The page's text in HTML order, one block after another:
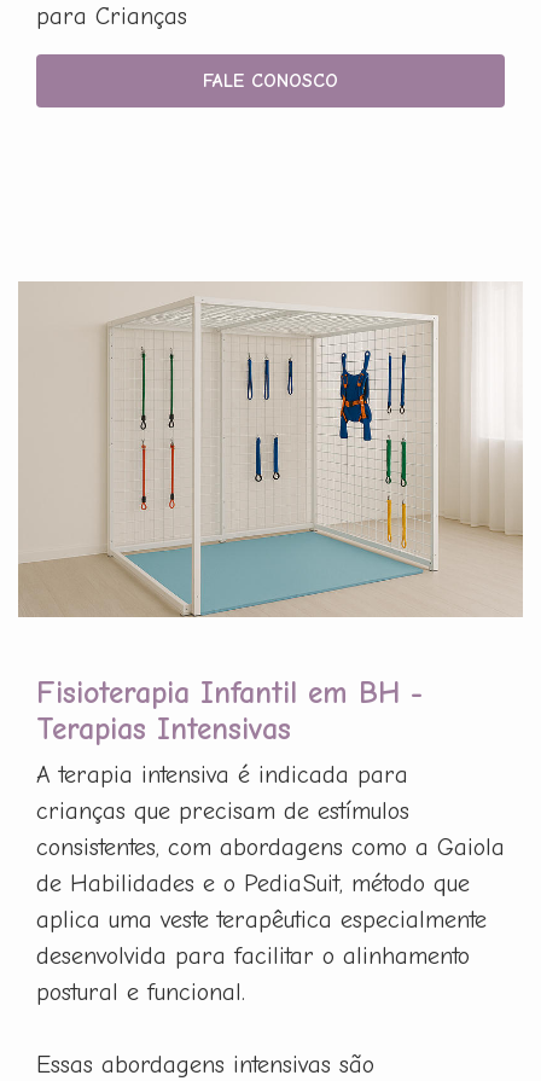
para Crianças
FALE CONOSCO
Fisioterapia Infantil em BH -
Terapias Intensivas
A terapia intensiva é indicada para
crianças que precisam de estímulos
consistentes, com abordagens como a Gaiola
de Habilidades e o PediaSuit, método que
aplica uma veste terapêutica especialmente
desenvolvida para facilitar o alinhamento
postural e funcional.
Essas abordagens intensivas são